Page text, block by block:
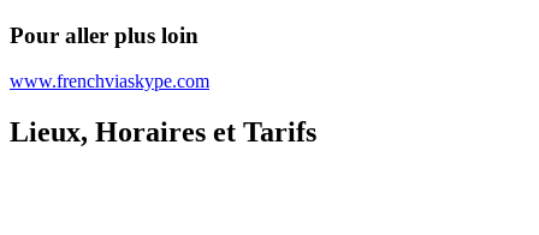
Pour aller plus loin
www.frenchviaskype.com
Lieux, Horaires et Tarifs